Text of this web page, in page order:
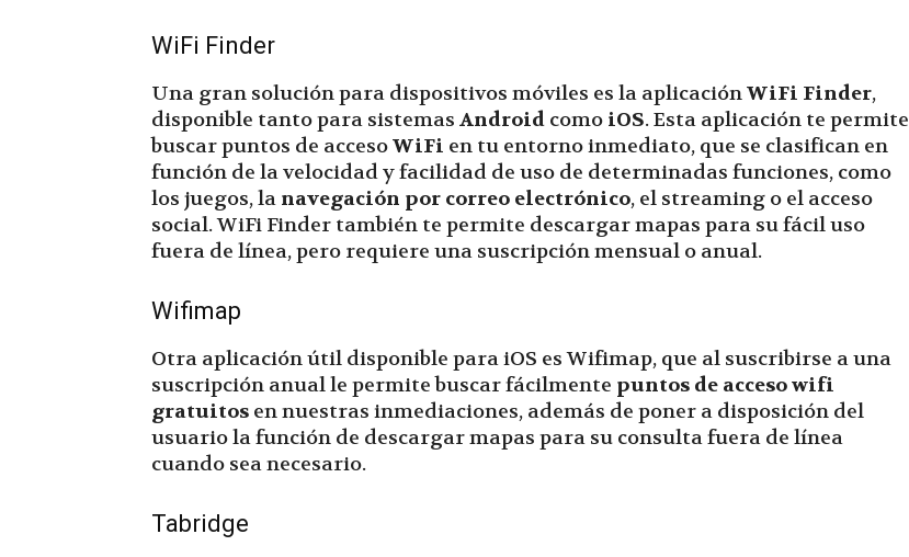
WiFi Finder
Una gran solución para dispositivos móviles es la aplicaciónWiFi Finder,
disponible tanto para sistemas Android como iOS. Esta aplicación te permite
buscar puntos de accesoWiFi en tu entorno inmediato, que se clasifican en
función de la velocidad y facilidad de uso de determinadas funciones, como
los juegos, la navegación por correo electrónico, el streaming o el acceso
social. WiFi Finder también te permite descargar mapas para su fácil uso
fuera de línea, pero requiere una suscripción mensual o anual.
Wifimap
Otra aplicación útil disponible para iOS es Wifimap, que al suscribirse a una
suscripción anual le permite buscar fácilmente puntos de acceso wifi
gratuitos en nuestras inmediaciones, además de poner a disposición del
usuario la función de descargar mapas para su consulta fuera de línea
cuando sea necesario.
Tabridge